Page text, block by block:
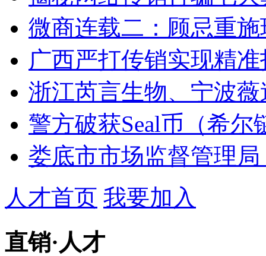
微商连载二：顾忌重
广西严打传销实现精
浙江芮言生物、宁波
警方破获Seal币（希
娄底市市场监督管理
人才首页 我要加入
直销· 人才